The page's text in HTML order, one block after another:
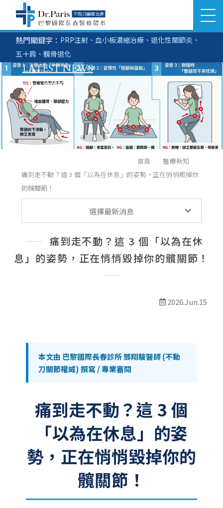
立即搜尋
關於巴黎國際
推薦分院
醫療團隊
服務項目
榮耀與紀錄
最新消息
線上預約
熱門關鍵字： PRP注射 、血小板濃縮治療 、 退化性關節炎 、
五十肩 、髖骨退化
LATEST NEWS
最新消息
首頁
醫療新知
痛到走不動？這 3 個「以為在休息」的姿勢，正在悄悄毀掉你
的髖關節！
選擇最新消息
痛到走不動？這 3 個「以為在休
息」的姿勢，正在悄悄毀掉你的髖關節！
2026.Jun.15
本文由 巴黎國際長春診所 鄧翔駿醫師 (不動
刀關節權威) 撰寫 / 專業審閱
痛到走不動？這 3 個
「以為在休息」的姿
勢，正在悄悄毀掉你的
髖關節！